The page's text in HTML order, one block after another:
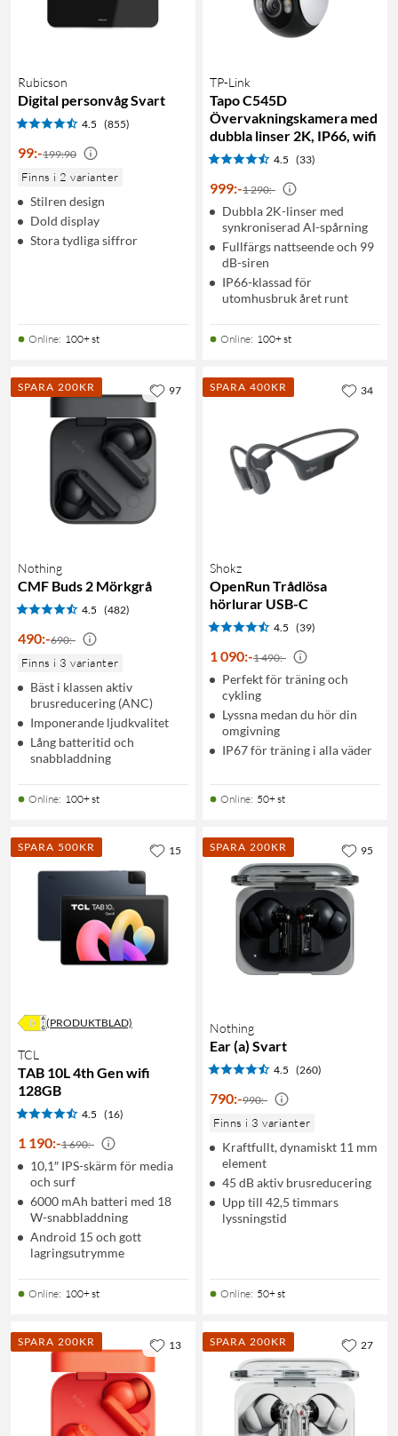
Rubicson
Digital personvåg Svart
4.5 (855)
99:-199:90
Finns i 2 varianter
Stilren design
Dold display
Stora tydliga siffror
Online: 100+ st
TP-Link
Tapo C545D
Övervakningskamera med
dubbla linser 2K, IP66, wifi
4.5 (33)
999:-1 290:-
Dubbla 2K-linser med
synkroniserad AI-spårning
Fullfärgs nattseende och 99
dB-siren
IP66-klassad för
utomhusbruk året runt
Online: 100+ st
SPARA 200KR
Nothing
CMF Buds 2 Mörkgrå
4.5 (482)
490:-690:-
Finns i 3 varianter
Bäst i klassen aktiv
brusreducering (ANC)
Imponerande ljudkvalitet
Lång batteritid och
snabbladdning
Online: 100+ st
97 SPARA 400KR
Shokz
OpenRun Trådlösa
hörlurar USB-C
4.5 (39)
1 090:-1 490:-
Perfekt för träning och
cykling
Lyssna medan du hör din
omgivning
IP67 för träning i alla väder
Online: 50+ st
34
SPARA 500KR
(PRODUKTBLAD)
TCL
TAB 10L 4th Gen wifi
128GB
4.5 (16)
1 190:-1 690:-
10,1″ IPS-skärm för media
och surf
6000 mAh batteri med 18
W-snabbladdning
Android 15 och gott
lagringsutrymme
Online: 100+ st
15 SPARA 200KR
Nothing
Ear (a) Svart
4.5 (260)
790:-990:-
Finns i 3 varianter
Kraftfullt, dynamiskt 11 mm
element
45 dB aktiv brusreducering
Upp till 42,5 timmars
lyssningstid
Online: 50+ st
95
SPARA 200KR 13 SPARA 200KR 27